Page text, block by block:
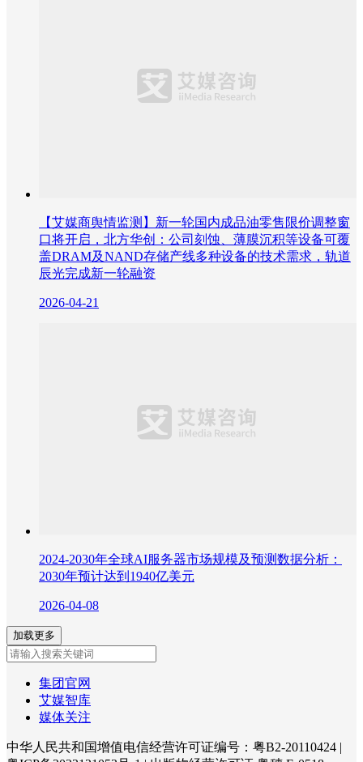
【艾媒商舆情监测】新一轮国内成品油零售限价调整窗
口将开启，北方华创：公司刻蚀、薄膜沉积等设备可覆
盖DRAM及NAND存储产线多种设备的技术需求，轨道
辰光完成新一轮融资
2026-04-21
2024-2030年全球AI服务器市场规模及预测数据分析：
2030年预计达到1940亿美元
2026-04-08
加载更多
集团官网
艾媒智库
媒体关注
中华人民共和国增值电信经营许可证编号：粤B2-20110424 |